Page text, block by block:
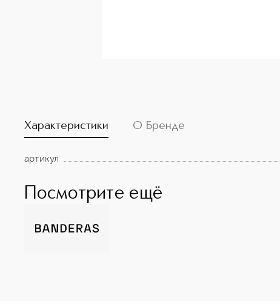
Характеристики О Бренде
артикул
Посмотрите ещё